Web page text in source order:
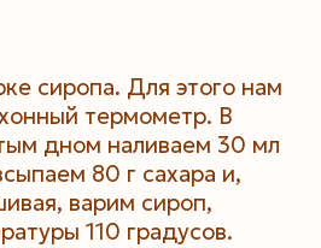
сиропа. Для этого нам
термометр. В
дном наливаем 30 мл
80 г сахара и,
варим сироп,
110 градусов.